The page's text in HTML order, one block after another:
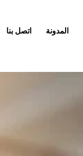
المدونة اتصل بنا